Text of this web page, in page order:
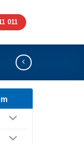
011